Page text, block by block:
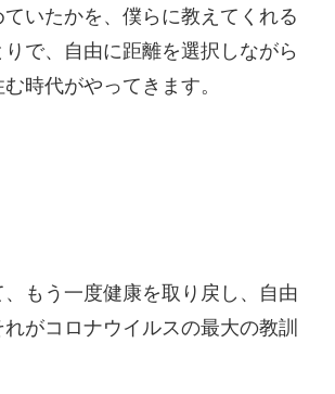
いたかを、僕らに教えてくれる
で、自由に距離を選択しながら
時代がやってきます。
もう一度健康を取り戻し、自由
がコロナウイルスの最大の教訓